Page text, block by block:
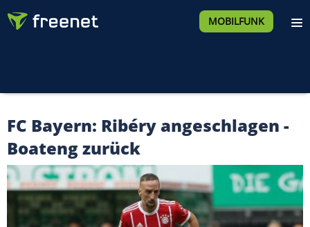
MOBILFUNK
FC Bayern: Ribéry angeschlagen -
Boateng zurück